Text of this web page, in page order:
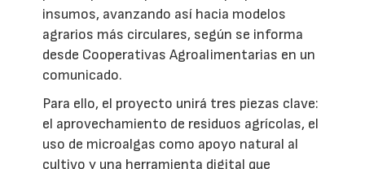
insumos, avanzando así hacia modelos
agrarios más circulares, según se informa
desde Cooperativas Agroalimentarias en un
comunicado.
Para ello, el proyecto unirá tres piezas clave:
el aprovechamiento de residuos agrícolas, el
uso de microalgas como apoyo natural al
cultivo y una herramienta digital que